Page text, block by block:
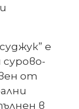
е
от
в